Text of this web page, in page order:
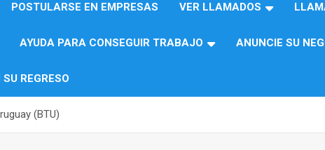
POSTULARSE EN EMPRESAS VER LLAMADOS
AYUDA PARA CONSEGUIR TRABAJO ANUNCIE SU
REGRESO
(BTU)